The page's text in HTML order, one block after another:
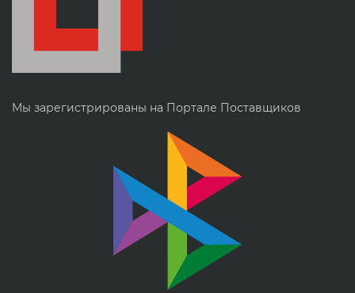
Мы зарегистрированы на Портале Поставщиков